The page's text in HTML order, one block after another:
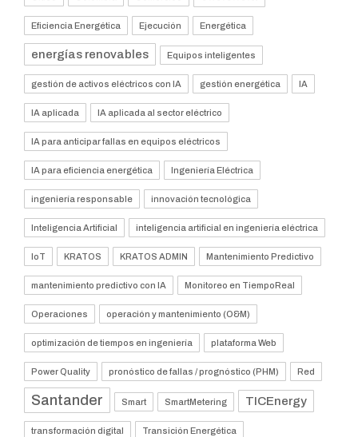
Eficiencia Energética Ejecución Energética
energías renovables Equipos inteligentes
gestión de activos eléctricos con IA gestión energética IA
IA aplicada IA aplicada al sector eléctrico
IA para anticipar fallas en equipos eléctricos
IA para eficiencia energética Ingeniería Eléctrica
ingeniería responsable innovación tecnológica
Inteligencia Artificial inteligencia artificial en ingeniería eléctrica
IoT KRATOS KRATOS ADMIN Mantenimiento Predictivo
mantenimiento predictivo con IA Monitoreo en TiempoReal
Operaciones operación y mantenimiento (O&M)
optimización de tiempos en ingeniería plataforma Web
Power Quality pronóstico de fallas / prognóstico (PHM) Red
Santander Smart SmartMetering TICEnergy
transformación digital Transición Energética